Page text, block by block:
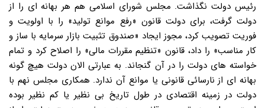
رئیس دولت نگذاشت. مجلس شورای اسلامی هم هر بهانه ای را از
دولت گرفت، برای دولت قانون «رفع موانع تولید» را با اولویت و
فوریت تصویب کرد، مجوز ایجاد «صندوق تثبیت بازار سرمایه با ساز و
کار مناسب» را داد، قانون «تنظیم مقررات مالی» را اصلاح کرد و تمام
خواسته های دولت را در آن گنجاند. به عبارتی الان دولت هیچ گونه
بهانه ای از نارسائی قانونی یا موانع آن ندارد. همکاری مجلس نهم با
دولت در زمینه اقتصادی در طول تاریخ بی نظیر یا کم نظیر بوده